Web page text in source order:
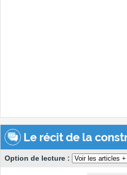
Le récit de la
Option de lecture :